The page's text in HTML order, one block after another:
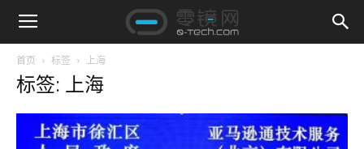
首页 标签 上海
标签: 上海